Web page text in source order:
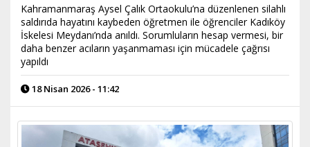
Kahramanmaraş Aysel Çalık Ortaokulu’na düzenlenen silahlı
saldırıda hayatını kaybeden öğretmen ile öğrenciler Kadıköy
İskelesi Meydanı’nda anıldı. Sorumluların hesap vermesi, bir
daha benzer acıların yaşanmaması için mücadele çağrısı
yapıldı
18 Nisan 2026 - 11:42